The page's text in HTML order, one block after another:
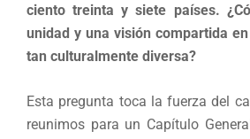
ciento treinta y siete países.
unidad y una visión compartida
tan culturalmente diversa?
Esta pregunta toca la fuerza del
reunimos para un Capítulo